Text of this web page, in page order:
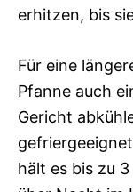
erhitzen, bis
Für eine
Pfanne auch
Gericht
hält es bis zu